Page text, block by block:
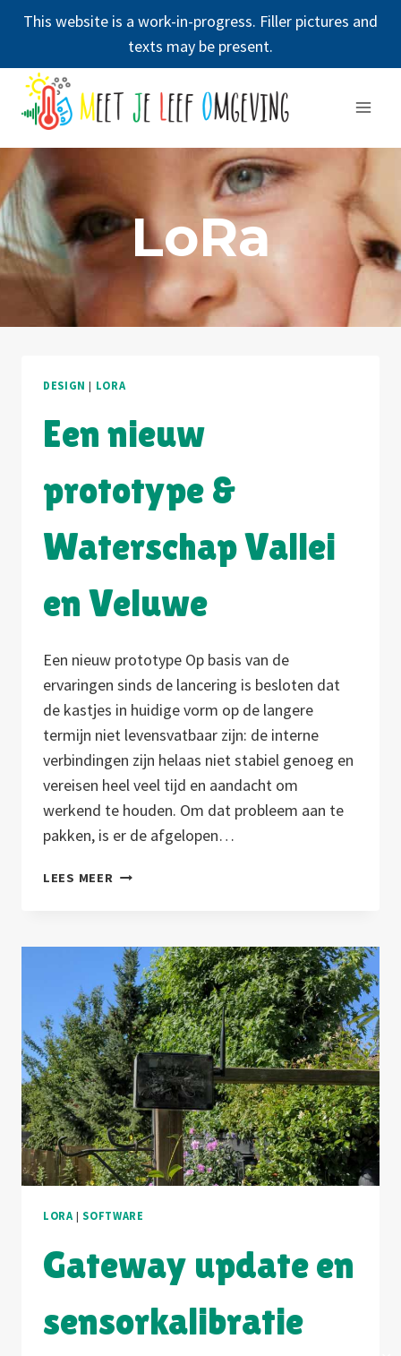
This website is a work-in-progress. Filler pictures and
texts may be present.
Doorgaan
naar
inhoud
LoRa
DESIGN | LORA
Een nieuw
prototype &
Waterschap Vallei
en Veluwe
Een nieuw prototype Op basis van de
ervaringen sinds de lancering is besloten dat
de kastjes in huidige vorm op de langere
termijn niet levensvatbaar zijn: de interne
verbindingen zijn helaas niet stabiel genoeg en
vereisen heel veel tijd en aandacht om
werkend te houden. Om dat probleem aan te
pakken, is er de afgelopen…
LEES MEER EEN
WATERSCHAP
VALLEI
EN
VELUWE
LORA |SOFTWARE
Gateway update en
sensorkalibratie